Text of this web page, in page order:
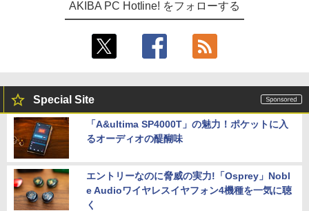
AKIBA PC Hotline! をフォローする
Special Site
「A&ultima SP4000T」の魅力！ポケットに入
るオーディオの醍醐味
エントリーなのに脅威の実力!「Osprey」Nobl
e Audioワイヤレスイヤフォン4機種を一気に聴
く